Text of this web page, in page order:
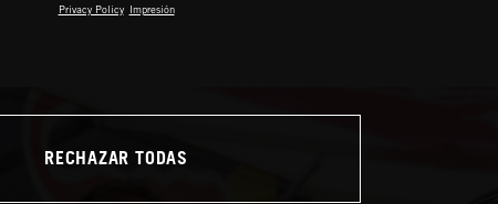
Privacy Policy Impresión
RECHAZAR TODAS